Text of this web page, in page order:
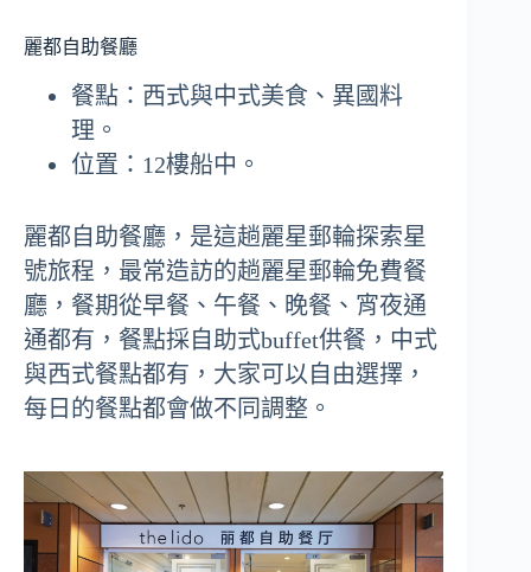
麗都自助餐廳
餐點：西式與中式美食、異國料
理。
位置：12樓船中。
麗都自助餐廳，是這趟麗星郵輪探索星
號旅程，最常造訪的趟麗星郵輪免費餐
廳，餐期從早餐、午餐、晚餐、宵夜通
通都有，餐點採自助式buffet供餐，中式
與西式餐點都有，大家可以自由選擇，
每日的餐點都會做不同調整。